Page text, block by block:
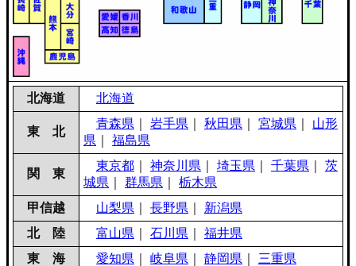
北海道 北海道
東 北
青森県 岩手県 秋田県 宮城県
山形
県
福島県
関 東
東京都 神奈川県 埼玉県 千葉県
茨
城県
群馬県
栃木県
甲信越
山梨県 長野県
新潟県
北 陸
富山県 石川県
福井県
東 海
愛知県 岐阜県 静岡県 三重県